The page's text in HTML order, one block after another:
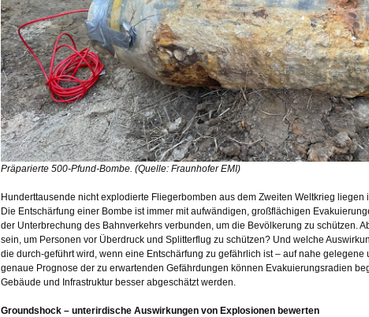
Präparierte 500-Pfund-Bombe. (Quelle: Fraunhofer EMI)
Hunderttausende nicht explodierte Fliegerbomben aus dem Zweiten Weltkrieg
Die Entschärfung einer Bombe ist immer mit aufwändigen, großflächigen
der Unterbrechung des Bahnverkehrs verbunden, um die Bevölkerung zu schützen.
sein, um Personen vor Überdruck und Splitterflug zu schützen? Und welche
die durch-geführt wird, wenn eine Entschärfung zu gefährlich ist – auf nahe
genaue Prognose der zu erwartenden Gefährdungen können Evakuierungsradien
Gebäude und Infrastruktur besser abgeschätzt werden.
Groundshock – unterirdische Auswirkungen von Explosionen bewerten